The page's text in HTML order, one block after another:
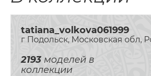
tatiana_volkova061999
г Подольск, Московская обл,
2193 моделей в
коллекции